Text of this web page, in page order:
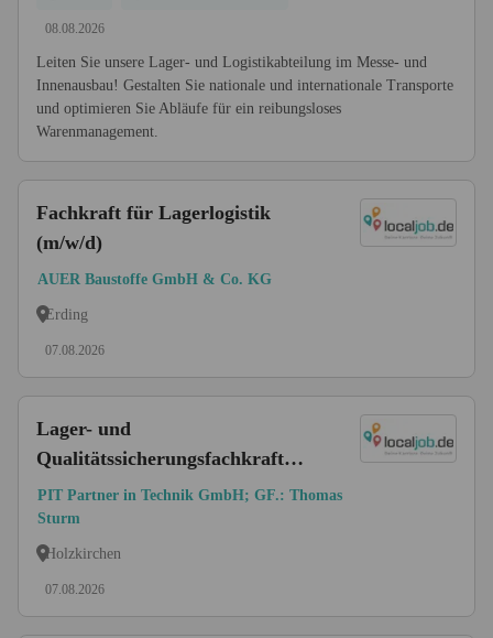
08.08.2026
Leiten Sie unsere Lager- und Logistikabteilung im Messe- und
Innenausbau! Gestalten Sie nationale und internationale Transporte
und optimieren Sie Abläufe für ein reibungsloses
Warenmanagement.
Fachkraft für Lagerlogistik
(m/w/d)
AUER Baustoffe GmbH & Co. KG
Erding
07.08.2026
Lager- und
Qualitätssicherungsfachkraft
(m/w/d)
PIT Partner in Technik GmbH; GF.: Thomas
Sturm
Holzkirchen
07.08.2026